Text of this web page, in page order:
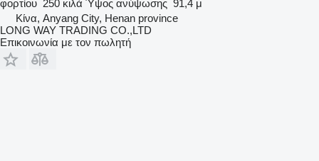
φορτίου 250 κιλά Ύψος ανύψωσης 91,4 μ
Κίνα, Anyang City, Henan province
LONG WAY TRADING CO.,LTD
Επικοινωνία με τον πωλητή